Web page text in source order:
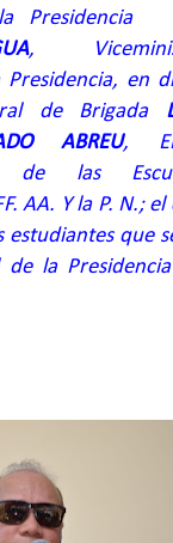
Presidencia
,
en
de Brigada
ABREU,
de las
AA. Y la P. N.;
que
la